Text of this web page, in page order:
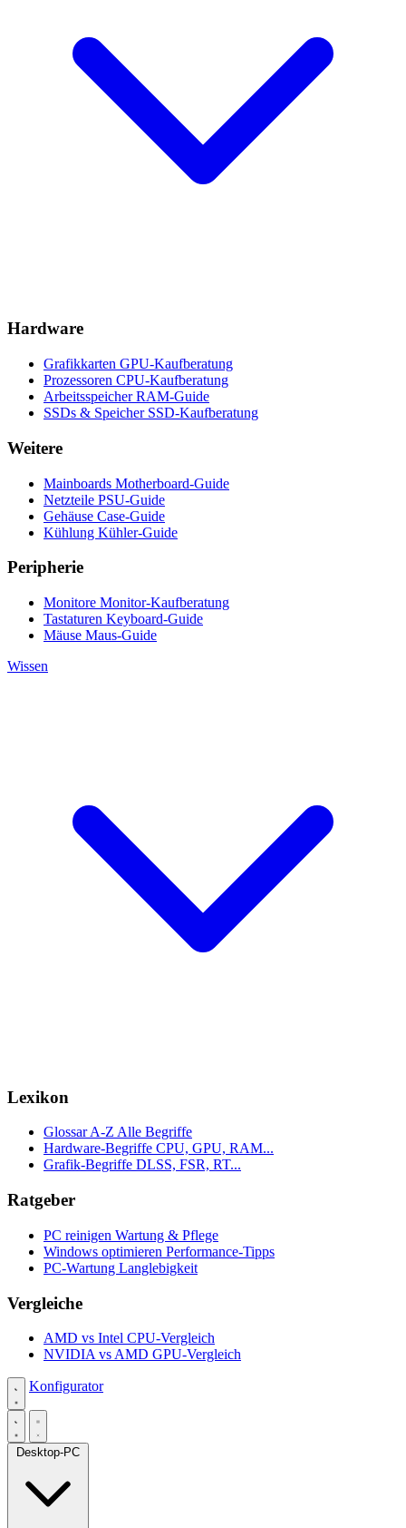
Hardware
Grafikkarten GPU-Kaufberatung
Prozessoren CPU-Kaufberatung
ArbeitsspeicherRAM-Guide
SSDs & Speicher SSD-Kaufberatung
Weitere
Mainboards Motherboard-Guide
Netzteile PSU-Guide
Gehäuse Case-Guide
Kühlung Kühler-Guide
Peripherie
Monitore Monitor-Kaufberatung
Tastaturen Keyboard-Guide
Mäuse Maus-Guide
Wissen
Lexikon
Glossar A-Z Alle Begriffe
Hardware-Begriffe CPU, GPU, RAM...
Grafik-Begriffe DLSS, FSR, RT...
Ratgeber
PC reinigen Wartung & Pflege
Windows optimieren Performance-Tipps
PC-Wartung Langlebigkeit
Vergleiche
AMD vs Intel CPU-Vergleich
NVIDIA vs AMD GPU-Vergleich
Konfigurator
Desktop-PC